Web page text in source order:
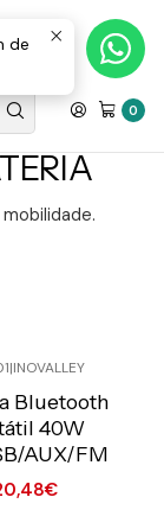
0
fixa nacional) «»
C/IVA
|INOVALLEY
Bluetooth
40W
AUX/FM
de